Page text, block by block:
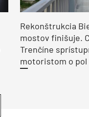
Rekonštrukcia
mostov finišuje.
Trenčíne
motoristom o pol